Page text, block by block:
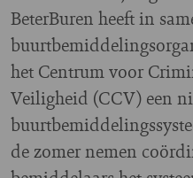
BeterBuren heeft in
het Centrum voor
Veiligheid (CCV) een
de zomer nemen